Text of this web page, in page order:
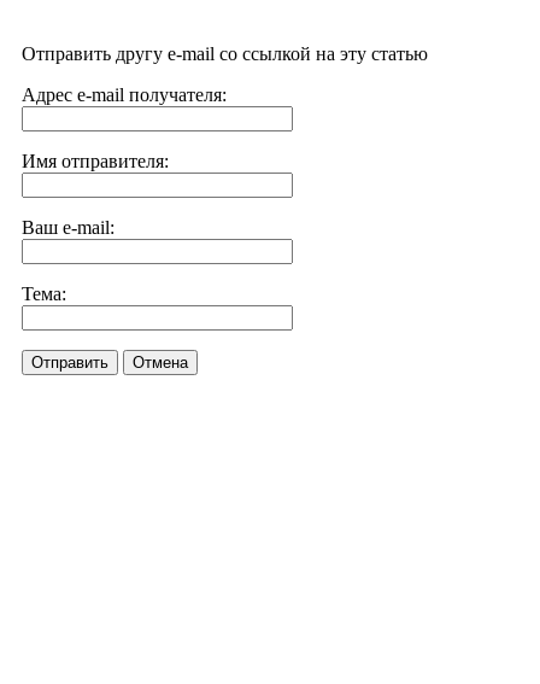
Отправить другу e-mail со ссылкой на эту статью
Адрес e-mail получателя:
Имя отправителя:
Ваш e-mail:
Тема:
Отправить Отмена